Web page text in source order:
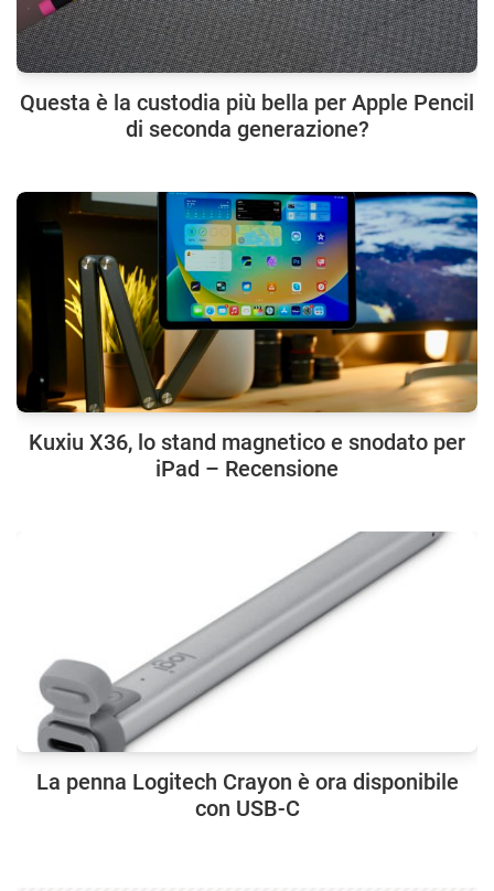
Questa è la custodia più bella per Apple Pencil
di seconda generazione?
Kuxiu X36, lo stand magnetico e snodato per
iPad – Recensione
La penna Logitech Crayon è ora disponibile
con USB-C